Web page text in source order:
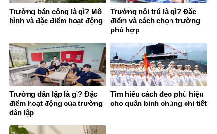
Trường bán công là gì? Mô
hình và đặc điểm hoạt động
Trường nội trú là gì? Đặc
điểm và cách chọn trường
phù hợp
Trường dân lập là gì? Đặc
điểm hoạt động của trường
dân lập
Tìm hiểu cách đeo phù hiệu
cho quân binh chủng chi tiết